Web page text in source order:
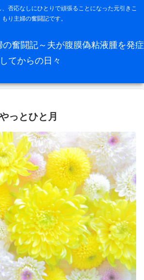
否応なしにひとりで頑張ることになった元引きこ
もり主婦の奮闘記です。
奮闘記～夫が腹膜偽粘液腫を発症
してからの日々
っとひと月